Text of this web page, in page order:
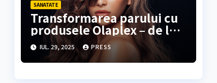
SANATATE
Transformarea parului cu
produsele Olaplex – de la
fir fragil la par sanatos
IUL. 29, 2025 PRESS